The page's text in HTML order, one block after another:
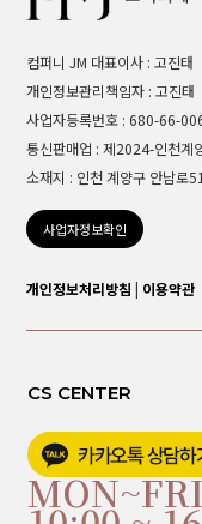
컴퍼니 JM 대표이사 : 고진태
개인정보관리책임자 : 고진태
사업자등록번호 : 680-66-
통신판매업 : 제2024-인천계
소재지 : 인천 계양구 안남로
사업자정보확인
개인정보처리방침 | 이용약관
CS CENTER